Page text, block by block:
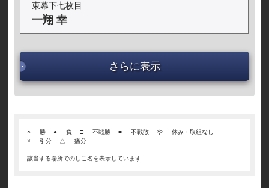
東幕下七枚目
一翔 幸
さらに表示
○･･･勝 ●･･･負 □･･･不戦勝 ■･･･不戦敗
や･･･休み・取組なし
×･･･引分
△･･･痛分
該当する場所でのしこ名を表示しています